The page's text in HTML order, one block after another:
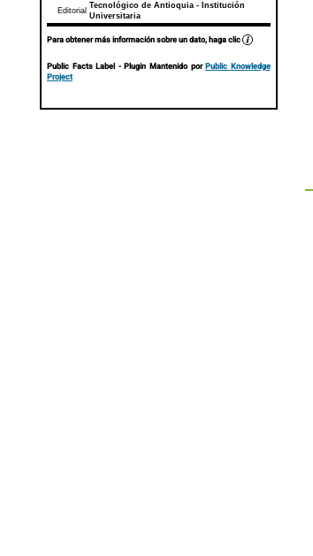
Editorial
Tecnológico de Antioquia - Institución
Universitaria
Para obtener más información sobre un dato, haga clic
Public Facts Label - Plugin Mantenido porPublic Knowledge
Project